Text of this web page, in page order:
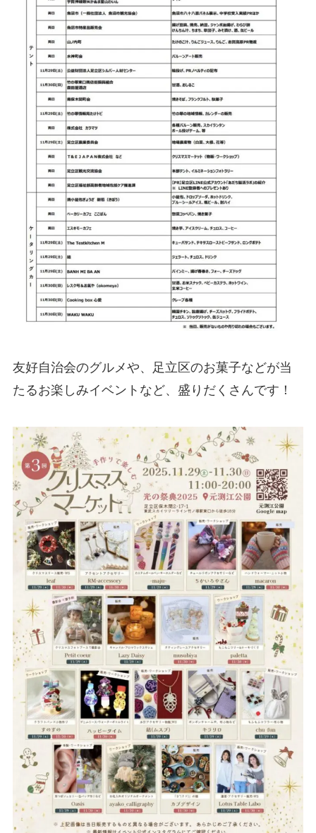
友好自治会のグルメや、足立区のお菓子などが当
たるお楽しみイベントなど、盛りだくさんです！